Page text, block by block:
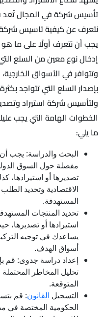
تأسيس شركة في المجال تُعد
نتعرف عن كيفية تاسيس شركة
يجب أن نتعرف أولًا على ما هو
إدخال نوع معين من السلع
وتتوافر في الأسواق
بإصدار السلع التي تتواجد
ولتأسيس شركة استيراد
الخطوات الهامة التي يجب
ما يلي:
البحث والدراسة: يجب
مفصلة حول السوق
تصديرها أو استيرادها،
الاقتصادية وتحديد
المستهدفة.
تحديد المنتجات
استيرادها أو تصديرها،
يساعدك في توجيه
أسواق الهدف.
إعداد دراسة جدوى: قم
تحليل المخاطر المحتملة
المتوقعة.
التسجيل القانون: قم
الحكومية المختصة في